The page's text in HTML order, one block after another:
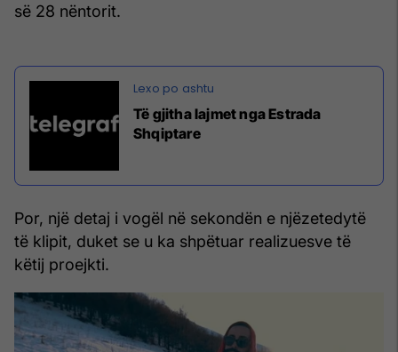
së 28 nëntorit.
Të gjitha lajmet nga Estrada
Shqiptare
Por, një detaj i vogël në sekondën e njëzetedytë
të klipit, duket se u ka shpëtuar realizuesve të
këtij proejkti.